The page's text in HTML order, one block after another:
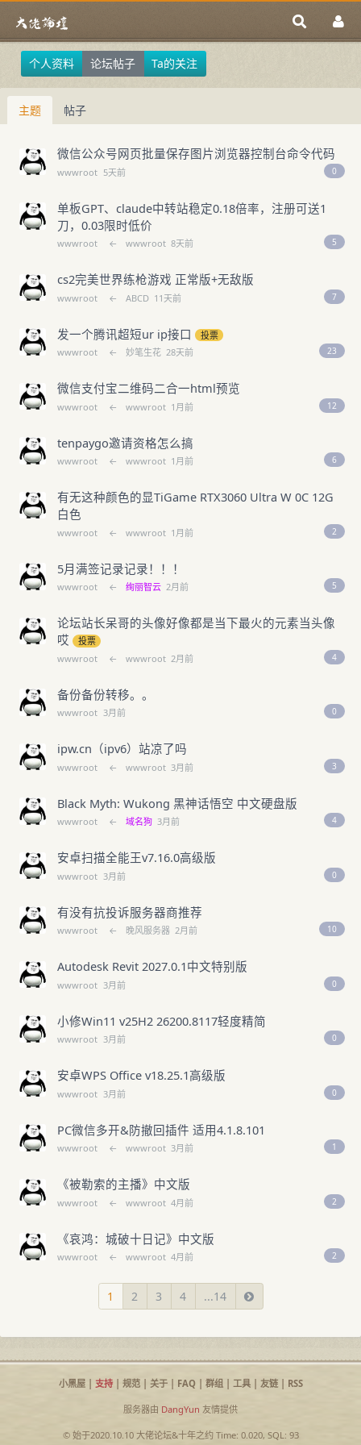
个人资料 论坛帖子 Ta的关注
主题 帖子
微信公众号网页批量保存图片浏览器控制台命令代码
wwwroot 5天前 0
单板GPT、claude中转站稳定0.18倍率，注册可送1
刀，0.03限时低价
wwwroot ← wwwroot 8天前 5
cs2完美世界练枪游戏 正常版+无敌版
wwwroot ← ABCD 11天前 7
发一个腾讯超短ur ip接口
投票
wwwroot
← 妙笔生花 28天前 23
微信支付宝二维码二合一html预览
wwwroot ← wwwroot 1月前 12
tenpaygo邀请资格怎么搞
wwwroot ← wwwroot 1月前 6
有无这种颜色的显TiGame RTX3060 Ultra W 0C 12G
白色
wwwroot ← wwwroot 1月前 2
5月满签记录记录！！！
wwwroot ← 绚丽智云 2月前 5
论坛站长呆哥的头像好像都是当下最火的元素当头像
哎
投票
wwwroot
← wwwroot 2月前 4
备份备份转移。。
wwwroot 3月前 0
ipw.cn（ipv6）站凉了吗
wwwroot ← wwwroot 3月前 3
Black Myth: Wukong 黑神话悟空 中文硬盘版
wwwroot ← 域名狗 3月前 4
安卓扫描全能王v7.16.0高级版
wwwroot 3月前 0
有没有抗投诉服务器商推荐
wwwroot ← 晚风服务器 2月前 10
Autodesk Revit 2027.0.1中文特别版
wwwroot 3月前 0
小修Win11 v25H2 26200.8117轻度精简
wwwroot 3月前 0
安卓WPS Office v18.25.1高级版
wwwroot 3月前 0
PC微信多开&防撤回插件 适用4.1.8.101
wwwroot ← wwwroot 3月前 1
《被勒索的主播》中文版
wwwroot ← wwwroot 4月前 2
《哀鸿：城破十日记》中文版
wwwroot ← wwwroot 4月前 2
1 2 3 4 ...14
小黑屋| 支持| 规范| 关于| FAQ| 群组| 工具| 友链| RSS
服务器由 DangYun 友情提供
© 始于2020.10.10 大佬论坛&十年之约Time: 0.020, SQL: 93